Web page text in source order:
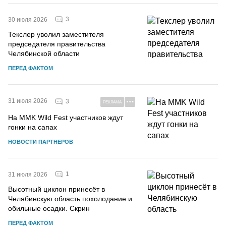
30 июля 2026 3
Текслер уволил заместителя
председателя правительства
Челябинской области
ПЕРЕД ФАКТОМ
31 июля 2026 3 РЕКЛАМА
На MMK Wild Fest участников ждут
гонки на сапах
НОВОСТИ ПАРТНЕРОВ
31 июля 2026 1
Высотный циклон принесёт в
Челябинскую область похолодание и
обильные осадки. Скрин
ПЕРЕД ФАКТОМ